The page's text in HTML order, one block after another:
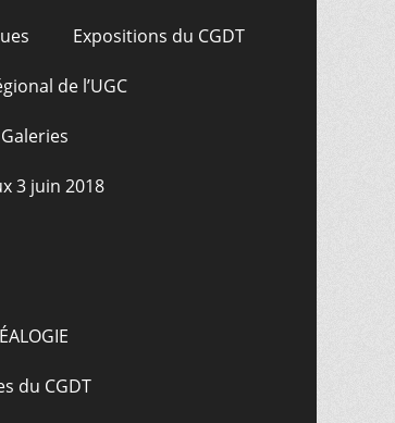
Expositions du CGDT
de l’UGC
Galeries
3 juin 2018
du CGDT